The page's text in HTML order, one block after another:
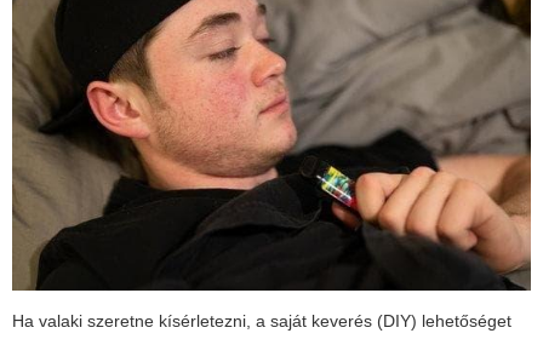
Ha valaki szeretne kísérletezni, a saját keverés (DIY) lehetőséget